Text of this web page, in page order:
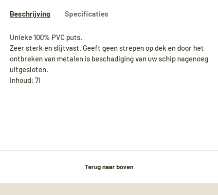
Beschrijving Specificaties
Unieke 100% PVC puts.
Zeer sterk en slijtvast. Geeft geen strepen op dek en door het
ontbreken van metalen is beschadiging van uw schip nagenoeg
uitgesloten.
Inhoud: 7l
Terug naar boven